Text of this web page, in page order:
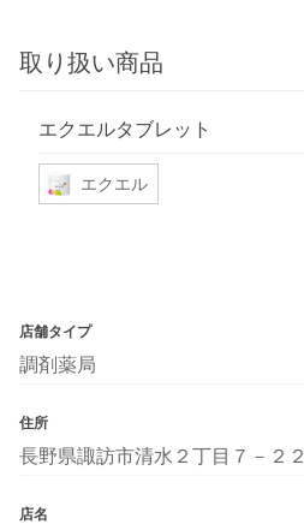
取り扱い商品
エクエルタブレット
エクエル
店舗タイプ
調剤薬局
住所
長野県諏訪市清水２丁目７－２２
店名